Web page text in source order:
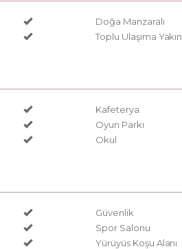
Doğa Manzaralı
Toplu Ulaşıma Yakın
Kafeterya
Oyun Parkı
Okul
Güvenlik
Spor Salonu
Yürüyüs Koşu Alanı